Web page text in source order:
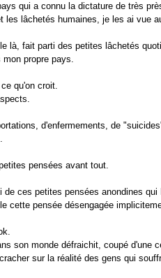
qui a connu la dictature de très
les lâchetés humaines, je les ai vue
là, fait parti des petites lâchetés
propre pays.
qu'on croit.
d'enfermements, de
pensées avant tout.
de ces petites pensées anondines
cette pensée désengagée
son monde défraichit, coupé d'une
sur la réalité des gens qui